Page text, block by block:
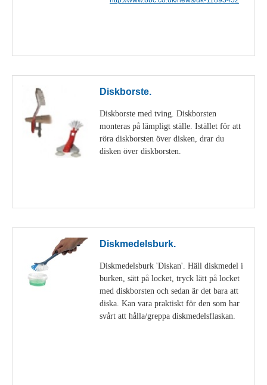
Diskborste.
Diskborste med tving. Diskborsten
monteras på lämpligt ställe. Istället för att
röra diskborsten över disken, drar du
disken över diskborsten.
Diskmedelsburk.
Diskmedelsburk 'Diskan'. Häll diskmedel i
burken, sätt på locket, tryck lätt på locket
med diskborsten och sedan är det bara att
diska. Kan vara praktiskt för den som har
svårt att hålla/greppa diskmedelsflaskan.